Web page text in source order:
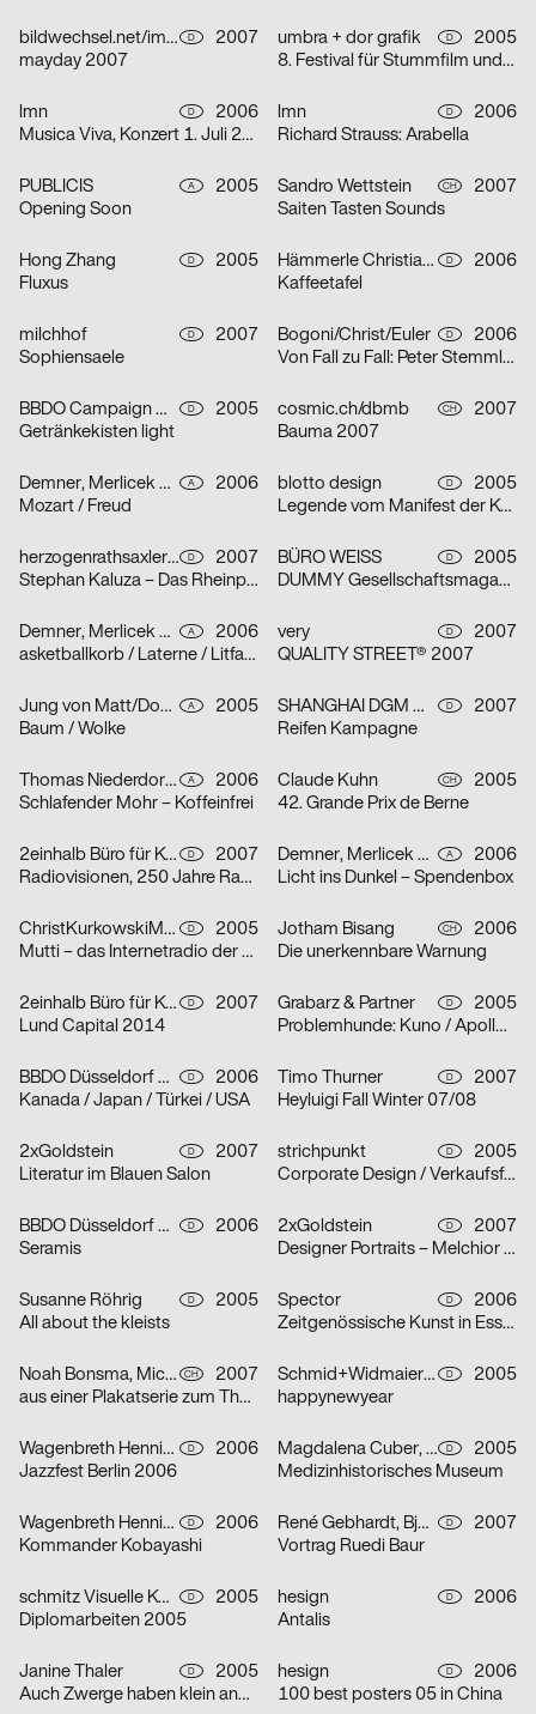
bildwechsel.net/image-shift.net D
2007
mayday 2007
umbra + dor grafik D
2005
8. Festival für Stummfilm und Musik
lmn D
2006
Musica Viva, Konzert 1. Juli 2006
lmn D
2006
Richard Strauss: Arabella
PUBLICIS A
2005
Opening Soon
Sandro Wettstein CH
2007
Saiten Tasten Sounds
Hong Zhang D
2005
Fluxus
Hämmerle Christiane, blotto design D
2006
Kaffeetafel
milchhof D
2007
Sophiensaele
Bogoni/Christ/Euler D
2006
Von Fall zu Fall: Peter Stemmler
BBDO Campaign GmbH Düsseldorf D
2005
Getränkekisten light
cosmic.ch/dbmb CH
2007
Bauma 2007
Demner, Merlicek & Bergmann A
2006
Mozart / Freud
blotto design D
2005
Legende vom Manifest der Kommunistischen Partei
herzogenrathsaxler design D
2007
Stephan Kaluza – Das Rheinprojekt
BÜRO WEISS D
2005
DUMMY Gesellschaftsmagazin – Thema Revolution
Demner, Merlicek & Bergmann A
2006
asketballkorb / Laterne / Litfaßsäule
very D
2007
QUALITY STREET® 2007
Jung von Matt/Donau Werbeagentur GmbH A
2005
Baum / Wolke
SHANGHAI DGM Werbeagentur GmbH & Co. KG D
2007
Reifen Kampagne
Thomas Niederdorfer, Demner, Merlicek & Bergmann A
2006
Schlafender Mohr – Koffeinfrei
Claude Kuhn CH
2005
42. Grande Prix de Berne
2einhalb Büro für Kommunikation, mischen D
2007
Radiovisionen, 250 Jahre Radio
Demner, Merlicek & Bergmann A
2006
Licht ins Dunkel – Spendenbox
ChristKurkowskiMannsSchmidt D
2005
Mutti – das Internetradio der Kunsthochschule Berlin-Weißensee
Jotham Bisang CH
2006
Die unerkennbare Warnung
2einhalb Büro für Kommunikation, Camilla Ander, Anna Norberg D
2007
Lund Capital 2014
Grabarz & Partner D
2005
Problemhunde: Kuno / Apollo / Beverly
BBDO Düsseldorf GmbH D
2006
Kanada / Japan / Türkei / USA
Timo Thurner D
2007
Heyluigi Fall Winter 07/08
2xGoldstein D
2007
Literatur im Blauen Salon
strichpunkt D
2005
Corporate Design / Verkaufsförderung / Text
BBDO Düsseldorf GmbH D
2006
Seramis
2xGoldstein D
2007
Designer Portraits – Melchior Imboden
Susanne Röhrig D
2005
All about the kleists
Spector D
2006
Zeitgenössische Kunst in Essen
Noah Bonsma, Michael Flückiger, Sabrina Tiller CH
2007
aus einer Plakatserie zum Thema Integration
Schmid+Widmaier Design D
2005
happynewyear
Wagenbreth Henning D
2006
Jazzfest Berlin 2006
Magdalena Cuber, Manuel Rigel D
2005
Medizinhistorisches Museum
Wagenbreth Henning D
2006
Kommander Kobayashi
René Gebhardt, Björn Kernspeckt, Sebastian Locke D
2007
Vortrag Ruedi Baur
schmitz Visuelle Kommunikation D
2005
Diplomarbeiten 2005
hesign D
2006
Antalis
Janine Thaler D
2005
Auch Zwerge haben klein angefangen
hesign D
2006
100 best posters 05 in China